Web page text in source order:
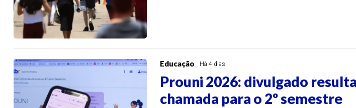
Educação Há 4 dias
Prouni 2026: divulgado
chamada para o 2º semestre